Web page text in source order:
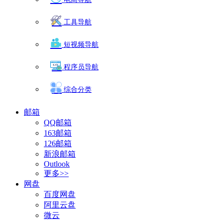
工具导航
短视频导航
程序员导航
综合分类
邮箱
QQ邮箱
163邮箱
126邮箱
新浪邮箱
Outlook
更多>>
网盘
百度网盘
阿里云盘
微云